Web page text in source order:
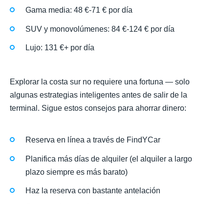
Gama media: 48 €-71 € por día
SUV y monovolúmenes: 84 €-124 € por día
Lujo: 131 €+ por día
Explorar la costa sur no requiere una fortuna — solo
algunas estrategias inteligentes antes de salir de la
terminal. Sigue estos consejos para ahorrar dinero:
Reserva en línea a través de FindYCar
Planifica más días de alquiler (el alquiler a largo
plazo siempre es más barato)
Haz la reserva con bastante antelación